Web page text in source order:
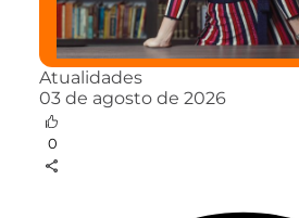
Atualidades
03 de agosto de 2026
0